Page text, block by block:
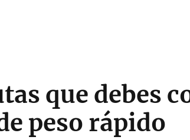
que debes
peso rápido